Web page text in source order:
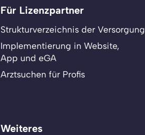
Für Lizenzpartner
Strukturverzeichnis der Versorgung
Implementierung in Website,
App und eGA
Arztsuchen für Profis
Weiteres